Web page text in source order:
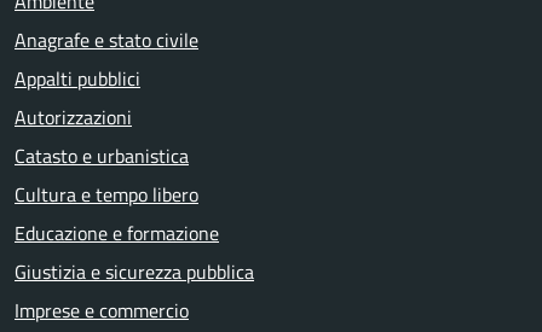
Anagrafe e stato civile
Appalti pubblici
Autorizzazioni
Catasto e urbanistica
Cultura e tempo libero
Educazione e formazione
Giustizia e sicurezza pubblica
Imprese e commercio